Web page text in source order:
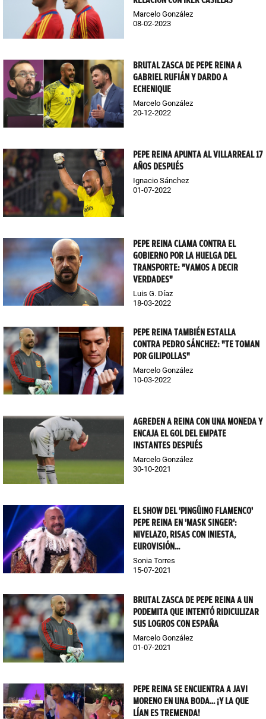
Marcelo González
08-02-2023
BRUTAL ZASCA DE PEPE REINA A
GABRIEL RUFIÁN Y DARDO A
ECHENIQUE
Marcelo González
20-12-2022
PEPE REINA APUNTA AL VILLARREAL 17
AÑOS DESPUÉS
Ignacio Sánchez
01-07-2022
PEPE REINA CLAMA CONTRA EL
GOBIERNO POR LA HUELGA DEL
TRANSPORTE: "VAMOS A DECIR
VERDADES"
Luis G. Díaz
18-03-2022
PEPE REINA TAMBIÉN ESTALLA
CONTRA PEDRO SÁNCHEZ: "TE TOMAN
POR GILIPOLLAS"
Marcelo González
10-03-2022
AGREDEN A REINA CON UNA MONEDA Y
ENCAJA EL GOL DEL EMPATE
INSTANTES DESPUÉS
Marcelo González
30-10-2021
EL SHOW DEL 'PINGÜINO FLAMENCO'
PEPE REINA EN 'MASK SINGER':
NIVELAZO, RISAS CON INIESTA,
EUROVISIÓN...
Sonia Torres
15-07-2021
BRUTAL ZASCA DE PEPE REINA A UN
PODEMITA QUE INTENTÓ RIDICULIZAR
SUS LOGROS CON ESPAÑA
Marcelo González
01-07-2021
PEPE REINA SE ENCUENTRA A JAVI
MORENO EN UNA BODA... ¡Y LA QUE
LÍAN ES TREMENDA!